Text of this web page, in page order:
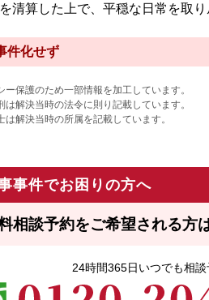
清算した上で、平穏な日常を取り
件化せず
保護のため一部情報を加工しています。
解決当時の法令に則り記載しています。
解決当時の所属を記載しています。
事件でお困りの方へ
相談予約をご希望される方
24時間365日いつでも相